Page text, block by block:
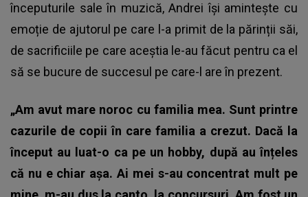
începuturile sale în muzică, Andrei își amintește cu
emoție de ajutorul pe care l-a primit de la părinții săi,
de sacrificiile pe care aceștia le-au făcut pentru ca el
să se bucure de succesul pe care-l are în prezent.
„Am avut mare noroc cu familia mea. Sunt printre
cazurile de copii în care familia a crezut. Dacă la
început au luat-o ca pe un hobby, după au înțeles
că nu e chiar așa. Ai mei s-au concentrat mult pe